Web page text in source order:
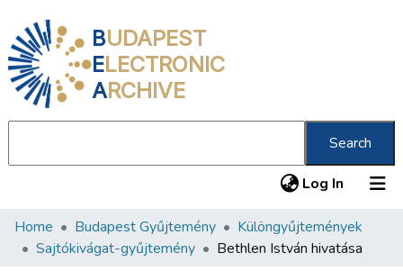
BUDAPEST
ELECTRONIC
ARCHIVE
Search
Log In (current)
Communities & Collections
Home Budapest Gyűjtemény
Különgyűjtemények
Sajtókivágat-gyűjtemény
Bethlen István hivatása